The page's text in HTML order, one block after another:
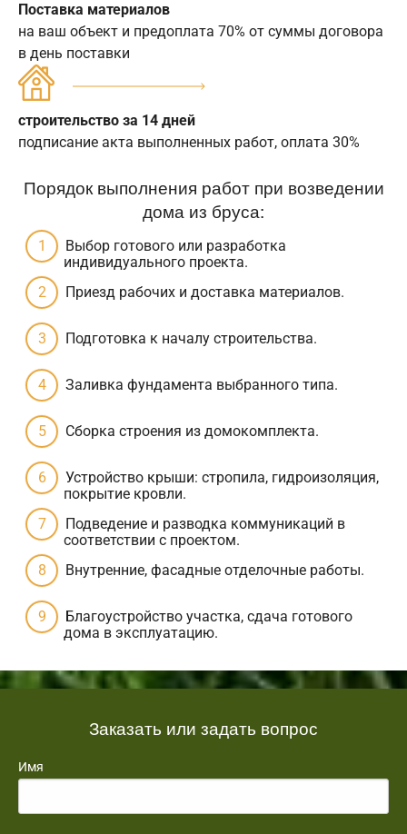
Поставка материалов
на ваш объект и предоплата 70% от суммы договора
в день поставки
строительство за 14 дней
подписание акта выполненных работ, оплата 30%
Порядок выполнения работ при возведении
дома из бруса:
Выбор готового или разработка
индивидуального проекта.
Приезд рабочих и доставка материалов.
Подготовка к началу строительства.
Заливка фундамента выбранного типа.
Сборка строения из домокомплекта.
Устройство крыши: стропила, гидроизоляция,
покрытие кровли.
Подведение и разводка коммуникаций в
соответствии с проектом.
Внутренние, фасадные отделочные работы.
Благоустройство участка, сдача готового
дома в эксплуатацию.
Заказать или задать вопрос
Имя